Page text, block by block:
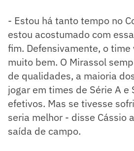
- Estou há tanto tempo no
estou acostumado com
fim. Defensivamente, o
muito bem. O Mirassol
de qualidades, a maioria
jogar em times de Série A e
efetivos. Mas se tivesse
seria melhor - disse Cássio
saída de campo.